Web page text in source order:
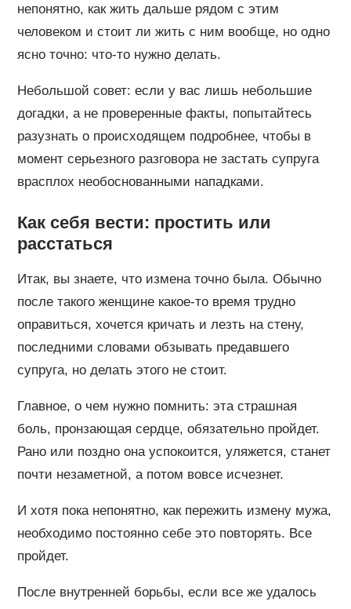
непонятно, как жить дальше рядом с этим
человеком и стоит ли жить с ним вообще, но одно
ясно точно: что-то нужно делать.
Небольшой совет: если у вас лишь небольшие
догадки, а не проверенные факты, попытайтесь
разузнать о происходящем подробнее, чтобы в
момент серьезного разговора не застать супруга
врасплох необоснованными нападками.
Как себя вести: простить или
расстаться
Итак, вы знаете, что измена точно была. Обычно
после такого женщине какое-то время трудно
оправиться, хочется кричать и лезть на стену,
последними словами обзывать предавшего
супруга, но делать этого не стоит.
Главное, о чем нужно помнить: эта страшная
боль, пронзающая сердце, обязательно пройдет.
Рано или поздно она успокоится, уляжется, станет
почти незаметной, а потом вовсе исчезнет.
И хотя пока непонятно, как пережить измену мужа,
необходимо постоянно себе это повторять. Все
пройдет.
После внутренней борьбы, если все же удалось